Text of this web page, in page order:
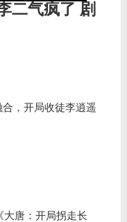
二气疯了 剧
，开局收徒李逍遥
唐：开局拐走长